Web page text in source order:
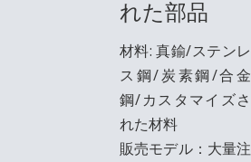
れた部品
材料: 真鍮/ステンレ
ス鋼/炭素鋼/合金
鋼/カスタマイズさ
れた材料
販売モデル：大量注